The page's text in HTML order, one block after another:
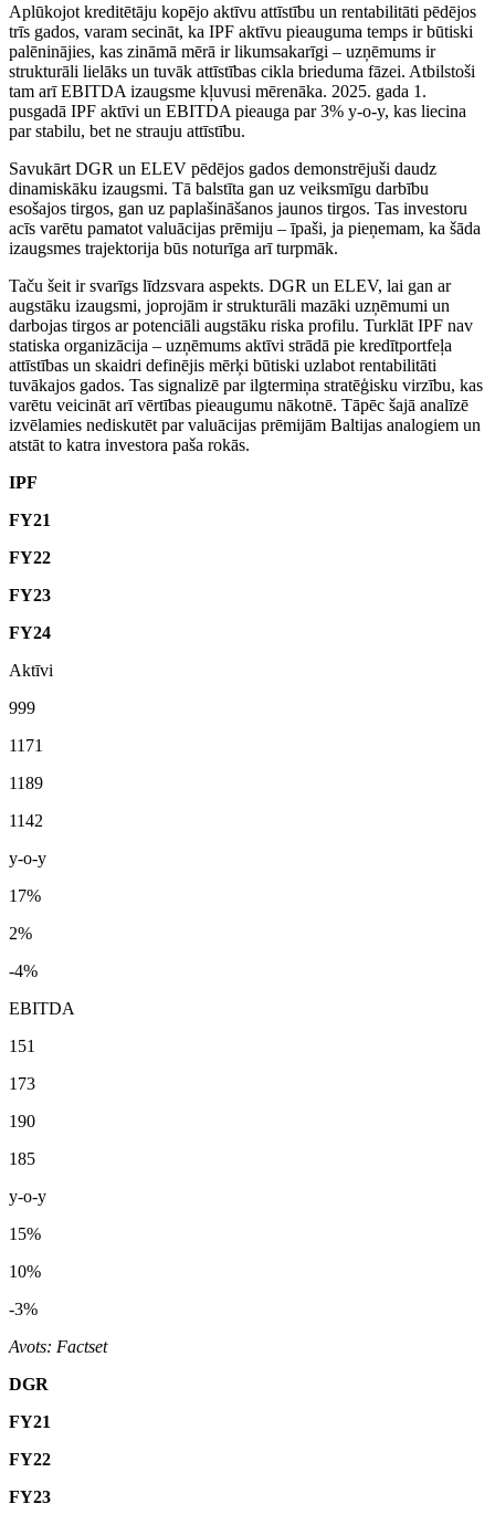
Aplūkojot kreditētāju kopējo aktīvu attīstību un rentabilitāti pēdējos
trīs gados, varam secināt, ka IPF aktīvu pieauguma temps ir būtiski
palēninājies, kas zināmā mērā ir likumsakarīgi – uzņēmums ir
strukturāli lielāks un tuvāk attīstības cikla brieduma fāzei. Atbilstoši
tam arī EBITDA izaugsme kļuvusi mērenāka. 2025. gada 1.
pusgadā IPF aktīvi un EBITDA pieauga par 3% y-o-y, kas liecina
par stabilu, bet ne strauju attīstību.
Savukārt DGR un ELEV pēdējos gados demonstrējuši daudz
dinamiskāku izaugsmi. Tā balstīta gan uz veiksmīgu darbību
esošajos tirgos, gan uz paplašināšanos jaunos tirgos. Tas investoru
acīs varētu pamatot valuācijas prēmiju – īpaši, ja pieņemam, ka šāda
izaugsmes trajektorija būs noturīga arī turpmāk.
Taču šeit ir svarīgs līdzsvara aspekts. DGR un ELEV, lai gan ar
augstāku izaugsmi, joprojām ir strukturāli mazāki uzņēmumi un
darbojas tirgos ar potenciāli augstāku riska profilu. Turklāt IPF nav
statiska organizācija – uzņēmums aktīvi strādā pie kredītportfeļa
attīstības un skaidri definējis mērķi būtiski uzlabot rentabilitāti
tuvākajos gados. Tas signalizē par ilgtermiņa stratēģisku virzību, kas
varētu veicināt arī vērtības pieaugumu nākotnē. Tāpēc šajā analīzē
izvēlamies nediskutēt par valuācijas prēmijām Baltijas analogiem un
atstāt to katra investora paša rokās.
IPF
FY21
FY22
FY23
FY24
Aktīvi
999
1171
1189
1142
y-o-y
17%
2%
-4%
EBITDA
151
173
190
185
y-o-y
15%
10%
-3%
Avots: Factset
DGR
FY21
FY22
FY23